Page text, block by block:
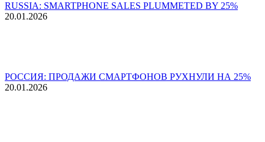
RUSSIA: SMARTPHONE SALES PLUMMETED BY 25%
20.01.2026
РОССИЯ: ПРОДАЖИ СМАРТФОНОВ РУХНУЛИ НА 25%
20.01.2026